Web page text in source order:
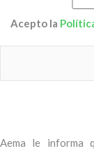
Acepto la
Aema le informa